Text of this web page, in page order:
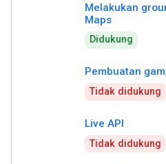
Melakukan
Maps
Didukung
Pembuatan
Tidak didukung
Live API
Tidak didukung